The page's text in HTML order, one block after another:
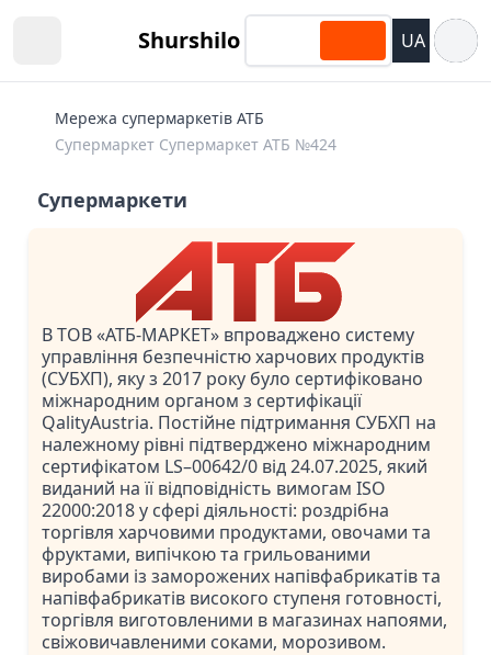
Shurshilo UA
Мережа супермаркетів АТБ
Супермаркет Супермаркет АТБ №424
Супермаркети
В ТОВ «АТБ-МАРКЕТ» впроваджено систему
управління безпечністю харчових продуктів
(СУБХП), яку з 2017 року було сертифіковано
міжнародним органом з сертифікації
QalityAustria. Постійне підтримання СУБХП на
належному рівні підтверджено міжнародним
сертифікатом LS–00642/0 від 24.07.2025, який
виданий на її відповідність вимогам ISO
22000:2018 у сфері діяльності: роздрібна
торгівля харчовими продуктами, овочами та
фруктами, випічкою та грильованими
виробами із заморожених напівфабрикатів та
напівфабрикатів високого ступеня готовності,
торгівля виготовленими в магазинах напоями,
свіжовичавленими соками, морозивом.